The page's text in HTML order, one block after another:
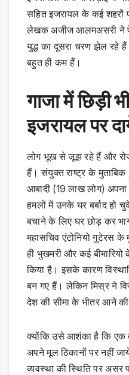
सहित इजरायल के कई शहरों
लेखक अजीज आलमअसरी ने
युद्ध का दूसरा चरण झेल रहे
बहुत ही कम हैं।
गाजा में छिड़ी
इजरायल पर
लोग भूख से जूझ रहे हैं और
हैं। संयुक्त राष्ट्र के मुताबिक
आबादी (19 लाख लोग)
हमलों में उनके घर बर्बाद हो
बचाने के लिए घर छोड़ कर
महासचिव एंटोनियो गुटेरस
ही भुखमरी और कई
किया है। इसके कारण
बन गए हैं। लेकिन मिस्र ने
देश की सीमा के भीतर आने
क्योंकि उसे आशंका है कि एक
अपने मूल ठिकानों पर नहीं
व्यवस्था की स्थिति पर